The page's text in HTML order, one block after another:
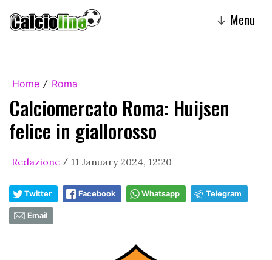
↓ Menu
Home / Roma
Calciomercato Roma: Huijsen
felice in giallorosso
Redazione / 11 January 2024, 12:20
Twitter Facebook Whatsapp Telegram
Email